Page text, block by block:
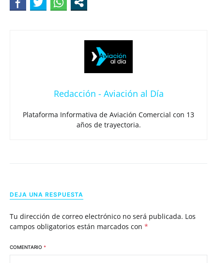
Redacción - Aviación al Día
Plataforma Informativa de Aviación Comercial con 13
años de trayectoria.
DEJA UNA RESPUESTA
Tu dirección de correo electrónico no será publicada. Los
campos obligatorios están marcados con *
COMENTARIO *